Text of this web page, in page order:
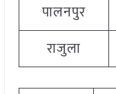
पालनपुर
राजुला